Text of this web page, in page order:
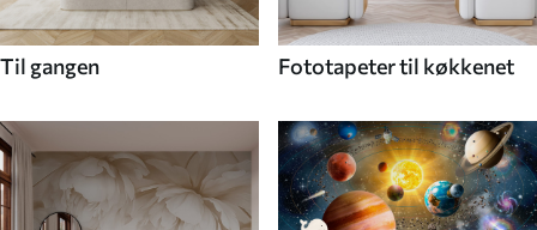
Til gangen Fototapeter til køkkenet